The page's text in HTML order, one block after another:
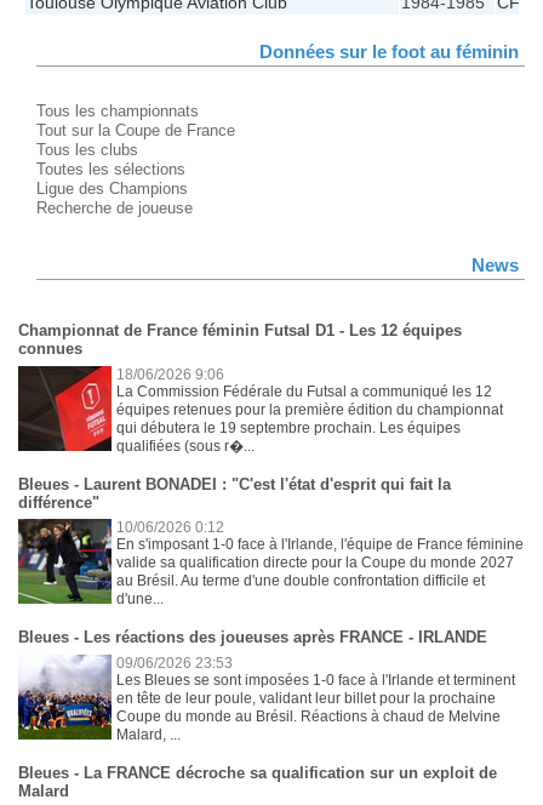
Données sur le foot au féminin
Tous les championnats
Tout sur la Coupe de France
Tous les clubs
Toutes les sélections
Ligue des Champions
Recherche de joueuse
News
Championnat de France féminin Futsal D1 - Les 12 équipes
connues
18/06/2026 9:06
La Commission Fédérale du Futsal a communiqué les 12
équipes retenues pour la première édition du championnat
qui débutera le 19 septembre prochain. Les équipes
qualifiées (sous r�...
Bleues - Laurent BONADEI : "C'est l'état d'esprit qui fait la
différence"
10/06/2026 0:12
En s'imposant 1-0 face à l'Irlande, l'équipe de France féminine
valide sa qualification directe pour la Coupe du monde 2027
au Brésil. Au terme d'une double confrontation difficile et
d'une...
Bleues - Les réactions des joueuses après FRANCE - IRLANDE
09/06/2026 23:53
Les Bleues se sont imposées 1-0 face à l'Irlande et terminent
en tête de leur poule, validant leur billet pour la prochaine
Coupe du monde au Brésil. Réactions à chaud de Melvine
Malard, ...
Bleues - La FRANCE décroche sa qualification sur un exploit de
Malard